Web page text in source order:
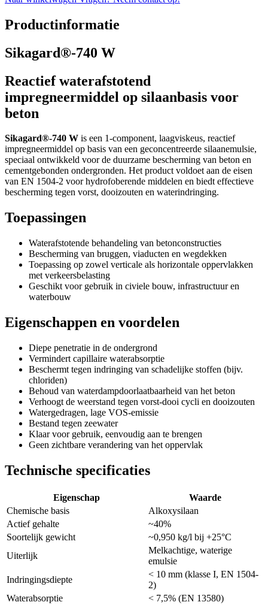
Productinformatie
Sikagard®-740 W
Reactief waterafstotend
impregneermiddel op silaanbasis voor
beton
Sikagard®-740 W is een 1-component, laagviskeus, reactief
impregneermiddel op basis van een geconcentreerde silaanemulsie,
speciaal ontwikkeld voor de duurzame bescherming van beton en
cementgebonden ondergronden. Het product voldoet aan de eisen
van EN 1504-2 voor hydrofoberende middelen en biedt effectieve
bescherming tegen vorst, dooizouten en waterindringing.
Toepassingen
Waterafstotende behandeling van betonconstructies
Bescherming van bruggen, viaducten en wegdekken
Toepassing op zowel verticale als horizontale oppervlakken
met verkeersbelasting
Geschikt voor gebruik in civiele bouw, infrastructuur en
waterbouw
Eigenschappen en voordelen
Diepe penetratie in de ondergrond
Vermindert capillaire waterabsorptie
Beschermt tegen indringing van schadelijke stoffen (bijv.
chloriden)
Behoud van waterdampdoorlaatbaarheid van het beton
Verhoogt de weerstand tegen vorst-dooi cycli en dooizouten
Watergedragen, lage VOS-emissie
Bestand tegen zeewater
Klaar voor gebruik, eenvoudig aan te brengen
Geen zichtbare verandering van het oppervlak
Technische specificaties
Eigenschap
Waarde
Chemische basis
Alkoxysilaan
Actief gehalte
~40%
Soortelijk gewicht
~0,950 kg/l bij +25°C
Uiterlijk
Melkachtige, waterige
emulsie
Indringingsdiepte
< 10 mm (klasse I, EN 1504-
2)
Waterabsorptie
< 7,5% (EN 13580)